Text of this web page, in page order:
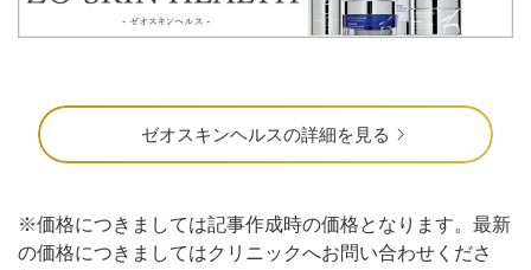
ゼオスキンヘルスの詳細を見る
※価格につきましては記事作成時の価格となります。最新
の価格につきましてはクリニックへお問い合わせくださ